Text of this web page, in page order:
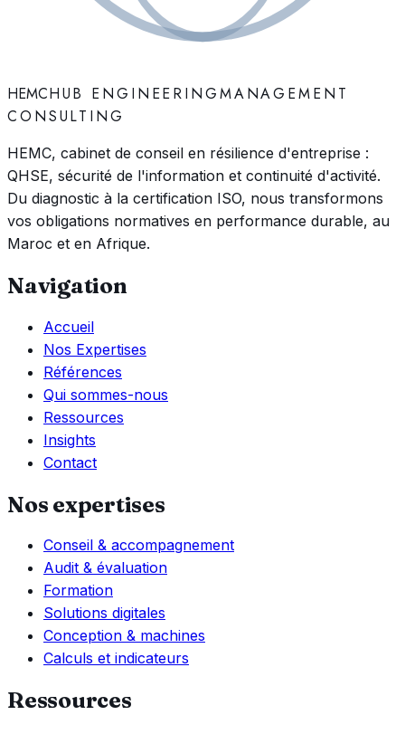
HEMCHUB ENGINEERINGMANAGEMENT
CONSULTING
HEMC, cabinet de conseil en résilience d'entreprise :
QHSE, sécurité de l'information et continuité d'activité.
Du diagnostic à la certification ISO, nous transformons
vos obligations normatives en performance durable, au
Maroc et en Afrique.
Navigation
Accueil
Nos Expertises
Références
Qui sommes-nous
Ressources
Insights
Contact
Nos expertises
Conseil & accompagnement
Audit & évaluation
Formation
Solutions digitales
Conception & machines
Calculs et indicateurs
Ressources